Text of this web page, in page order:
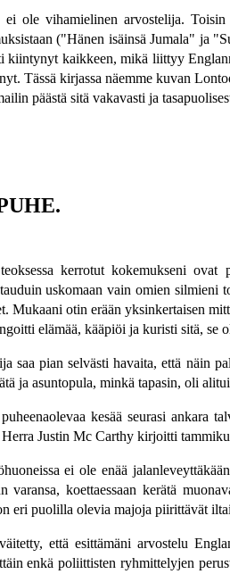
ei ole vihamielinen arvostelija.
("Hänen isäinsä Jumala" ja
kiintynyt kaikkeen, mikä liittyy
Tässä kirjassa näemme kuvan
päästä sitä vakavasti ja
kerrotut kokemukseni
uskomaan vain omien silmieni
Mukaani otin erään yksinkertaisen
elämää, kääpiöi ja kuristi sitä, se
saa pian selvästi havaita, että näin
ja asuntopula, minkä tapasin, oli
kesää seurasi ankara
Herra Justin Mc Carthy kirjoitti
ei ole enää
varansa, koettaessaan kerätä
eri puolilla olevia majoja piirittävät
että esittämäni arvostelu
enkä poliittisten ryhmittelyjen